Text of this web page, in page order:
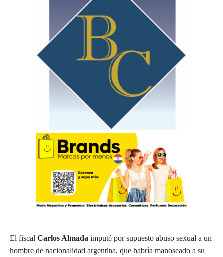
El fiscal Carlos Almada imputó por supuesto abuso sexual a un
hombre de nacionalidad argentina, que habría manoseado a su